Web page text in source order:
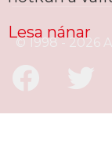
© 1998 - 2026
Lesa nánar